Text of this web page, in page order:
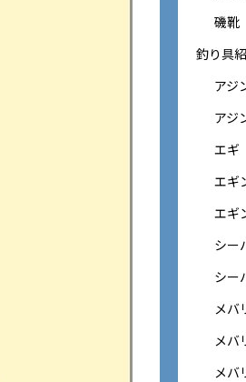
磯靴
釣り具
アジ
アジ
エギ
エギ
エギ
シー
シー
メバ
メバ
メバ